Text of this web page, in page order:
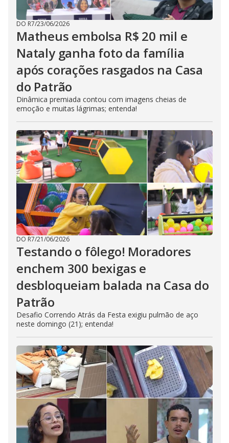
DO R7/23/06/2026
Matheus embolsa R$ 20 mil e
Nataly ganha foto da família
após corações rasgados na Casa
do Patrão
Dinâmica premiada contou com imagens cheias de
emoção e muitas lágrimas; entenda!
DO R7/21/06/2026
Testando o fôlego! Moradores
enchem 300 bexigas e
desbloqueiam balada na Casa do
Patrão
Desafio Correndo Atrás da Festa exigiu pulmão de aço
neste domingo (21); entenda!